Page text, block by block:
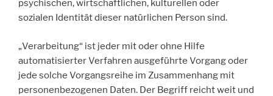
psychischen, wirtschaftlichen, kulturellen oder
sozialen Identität dieser natürlichen Person sind.
„Verarbeitung“ ist jeder mit oder ohne Hilfe
automatisierter Verfahren ausgeführte Vorgang oder
jede solche Vorgangsreihe im Zusammenhang mit
personenbezogenen Daten. Der Begriff reicht weit und